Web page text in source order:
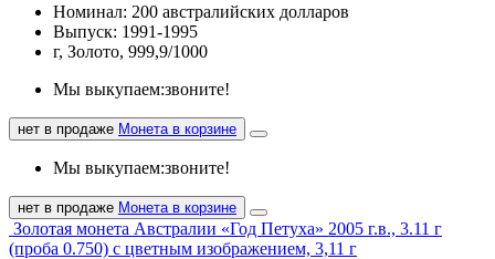
Номинал: 200 австралийских долларов
Выпуск: 1991-1995
г, Золото, 999,9/1000
Мы выкупаем:звоните!
нет в продаже Монета в корзине
Мы выкупаем:звоните!
нет в продаже Монета в корзине
Золотая монета Австралии «Год Петуха» 2005 г.в., 3.11 г
(проба 0.750) с цветным изображением, 3,11 г